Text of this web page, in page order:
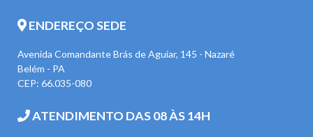
ENDEREÇO SEDE
Avenida Comandante Brás de Aguiar, 145 - Nazaré
Belém - PA
CEP: 66.035-080
ATENDIMENTO DAS 08 ÀS 14H